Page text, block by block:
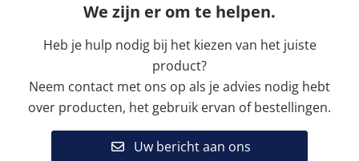
We zijn er om te helpen.
Heb je hulp nodig bij het kiezen van het juiste
product?
Neem contact met ons op als je advies nodig hebt
over producten, het gebruik ervan of bestellingen.
Uw bericht aan ons